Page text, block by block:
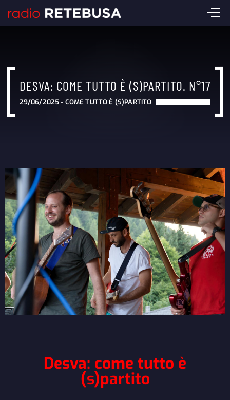
DESVA: COME TUTTO È (S)PARTITO. N°17
29/06/2025 - COME TUTTO È (S)PARTITO
Desva: come tutto è
(s)partito